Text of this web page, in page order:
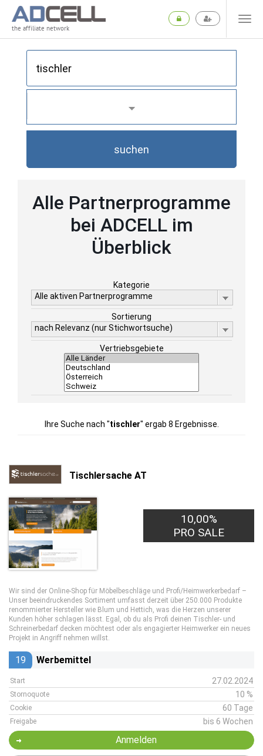
the affiliate network
suchen
Alle Partnerprogramme
bei ADCELL im
Überblick
Kategorie
Alle aktiven Partnerprogramme
Sortierung
nach Relevanz (nur Stichwortsuche)
Vertriebsgebiete
Ihre Suche nach "tischler" ergab 8 Ergebnisse.
Tischlersache AT
10,00%
PRO SALE
Wir sind der Online-Shop für Möbelbeschläge und Profi/Heimwerkerbedarf –
Unser beeindruckendes Sortiment umfasst derzeit über 250.000 Produkte
renommierter Hersteller wie Blum und Hettich, was die Herzen unserer
Kunden höher schlagen lässt. Egal, ob du als Profi deinen Tischler- und
Schreinerbedarf decken möchtest oder als engagierter Heimwerker ein neues
Projekt in Angriff nehmen willst.
19 Werbemittel
Start 27.02.2024
Stornoquote 10 %
Cookie 60 Tage
Freigabe bis 6 Wochen
Anmelden